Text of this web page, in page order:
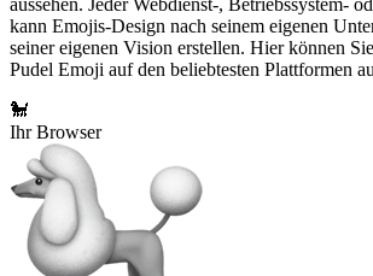
aussehen. Jeder Webdienst-, Betriebssystem-
kann Emojis-Design nach seinem eigenen
seiner eigenen Vision erstellen. Hier können
Pudel Emoji auf den beliebtesten Plattformen
🐩
Ihr Browser